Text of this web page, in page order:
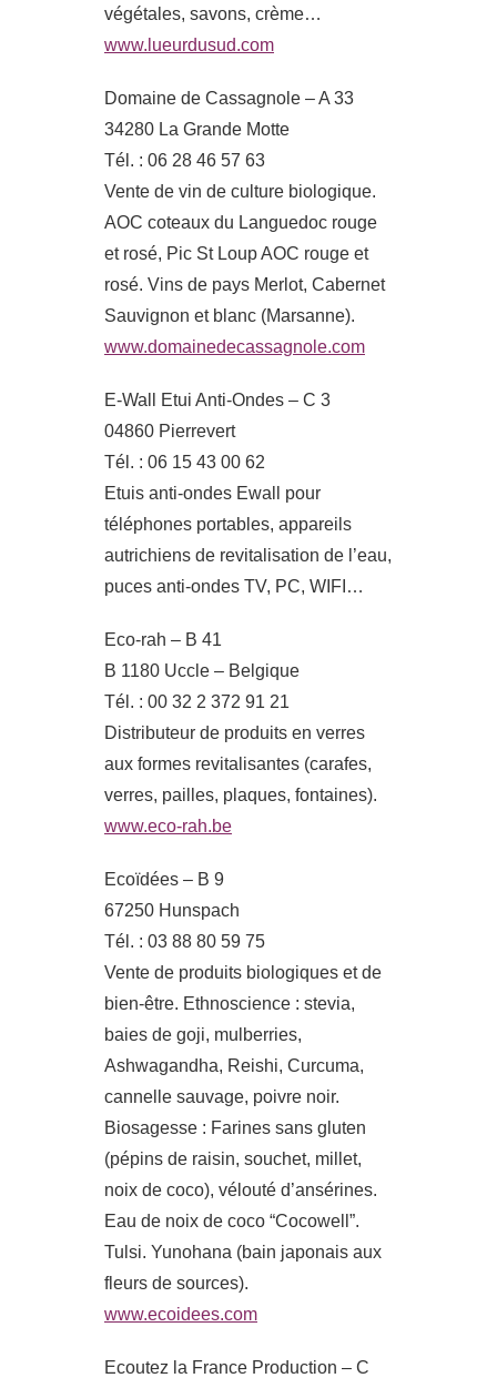
végétales, savons, crème…
www.lueurdusud.com
Domaine de Cassagnole – A 33
34280 La Grande Motte
Tél. : 06 28 46 57 63
Vente de vin de culture biologique.
AOC coteaux du Languedoc rouge
et rosé, Pic St Loup AOC rouge et
rosé. Vins de pays Merlot, Cabernet
Sauvignon et blanc (Marsanne).
www.domainedecassagnole.com
E-Wall Etui Anti-Ondes – C 3
04860 Pierrevert
Tél. : 06 15 43 00 62
Etuis anti-ondes Ewall pour
téléphones portables, appareils
autrichiens de revitalisation de l’eau,
puces anti-ondes TV, PC, WIFI…
Eco-rah – B 41
B 1180 Uccle – Belgique
Tél. : 00 32 2 372 91 21
Distributeur de produits en verres
aux formes revitalisantes (carafes,
verres, pailles, plaques, fontaines).
www.eco-rah.be
Ecoïdées – B 9
67250 Hunspach
Tél. : 03 88 80 59 75
Vente de produits biologiques et de
bien-être. Ethnoscience : stevia,
baies de goji, mulberries,
Ashwagandha, Reishi, Curcuma,
cannelle sauvage, poivre noir.
Biosagesse : Farines sans gluten
(pépins de raisin, souchet, millet,
noix de coco), vélouté d’ansérines.
Eau de noix de coco “Cocowell”.
Tulsi. Yunohana (bain japonais aux
fleurs de sources).
www.ecoidees.com
Ecoutez la France Production – C